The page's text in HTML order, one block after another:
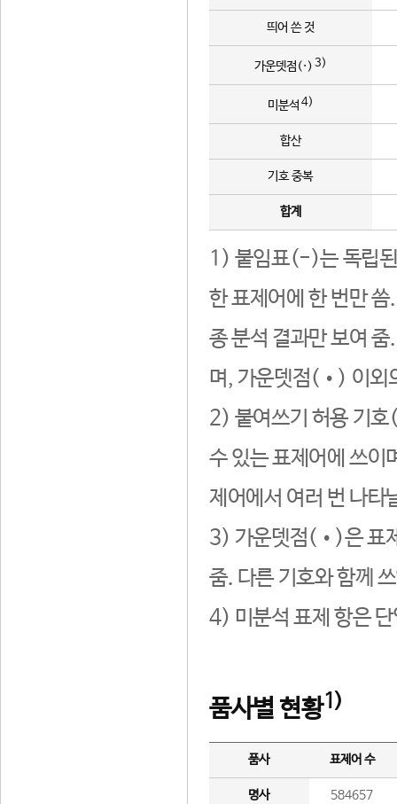
띄어 쓴 것
가운뎃점(·) 3)
미분석 4)
합산
기호 중복
합계
1) 붙임표(-)는 독립된
한 표제어에 한 번만
종 분석 결과만 보여
며, 가운뎃점(•) 이외
2) 붙여쓰기 허용 기호
수 있는 표제어에 쓰이
제어에서 여러 번 나타
3) 가운뎃점(•)은 표
줌. 다른 기호와 함께
4) 미분석 표제 항은
품사별 현황1)
품사 표제어 수
명사 584657